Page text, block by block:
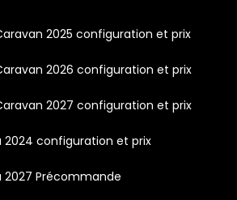
2025 configuration et prix
2026 configuration et prix
2027 configuration et prix
2024 configuration et prix
2027 Précommande